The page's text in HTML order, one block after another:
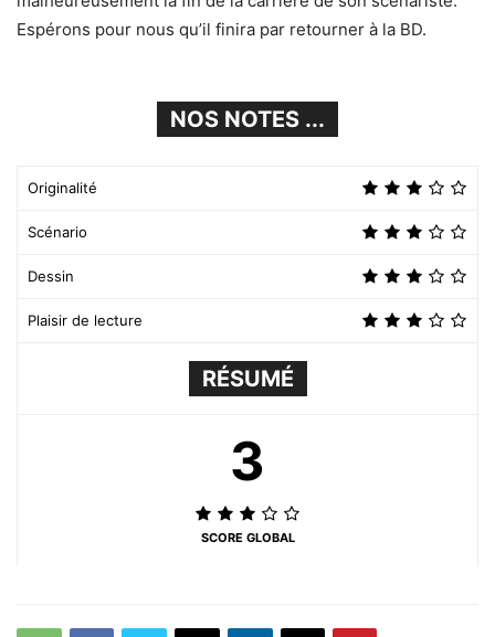
Espérons pour nous qu’il finira par retourner à la BD.
NOS NOTES ...
Originalité
Scénario
Dessin
Plaisir de lecture
RÉSUMÉ
3
SCORE GLOBAL